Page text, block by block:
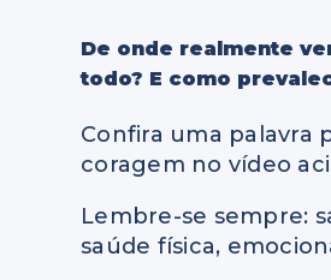
De onde realmente
todo? E como
Confira uma palavra
coragem no vídeo
Lembre-se sempre:
saúde física,